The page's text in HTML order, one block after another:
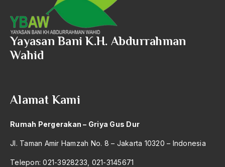
Anti-Kekerasan
António de Oliveira Salazar
antropologi
antroposentrisme
Anwar Ibrahim
Anwar Sadat
Yayasan Bani K.H. Abdurrahman
Wahid
Alamat Kami
Rumah Pergerakan – Griya Gus Dur
Jl. Taman Amir Hamzah No. 8 – Jakarta 10320 – Indonesia
Telepon: 021-3928233, 021-3145671